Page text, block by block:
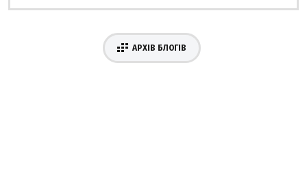
АРХІВ БЛОГІВ